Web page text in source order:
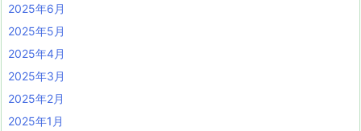
2025年6月
2025年5月
2025年4月
2025年3月
2025年2月
2025年1月